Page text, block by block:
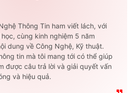
Thông Tin ham viết lách, với
cùng kinh nghiệm 5 năm
dung về Công Nghệ, Kỹ thuật.
tin mà tôi mang tới có thể giúp
được câu trả lời và giải quyết vấn
và hiệu quả.